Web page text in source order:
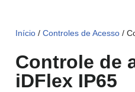
Início / Controles de Acesso /
Controle de
iDFlex IP65